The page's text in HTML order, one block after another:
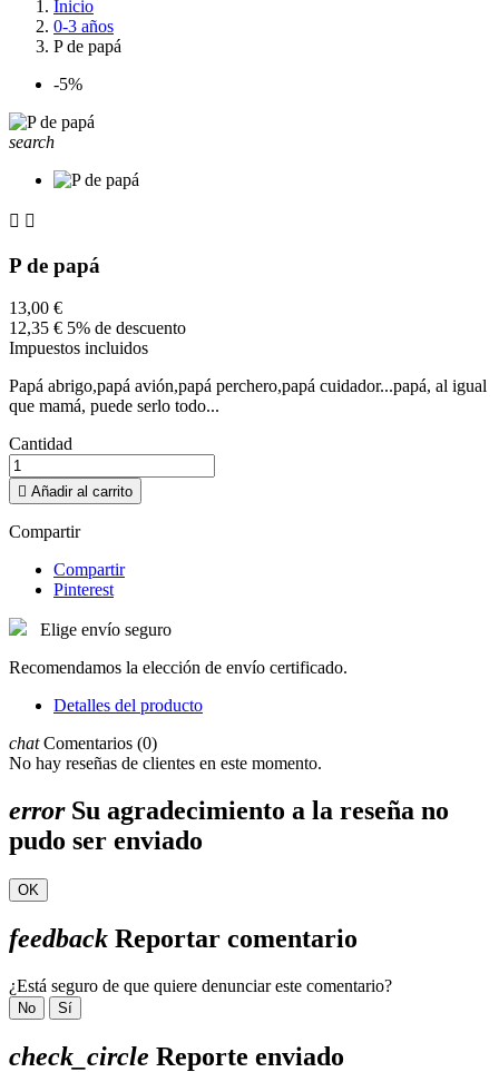
Inicio
0-3 años
P de papá
-5%
search
 
P de papá
13,00 €
12,35 € 5% de descuento
Impuestos incluidos
Papá abrigo,papá avión,papá perchero,papá cuidador...papá, al igual
que mamá, puede serlo todo...
Cantidad
 Añadir al carrito
Compartir
Compartir
Pinterest
Elige envío seguro
Recomendamos la elección de envío certificado.
Detalles del producto
chatComentarios (0)
No hay reseñas de clientes en este momento.
errorSu agradecimiento a la reseña no
pudo ser enviado
OK
feedback Reportar comentario
¿Está seguro de que quiere denunciar este comentario?
No Sí
check_circle Reporte enviado